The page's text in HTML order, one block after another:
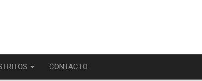
CONTACTO